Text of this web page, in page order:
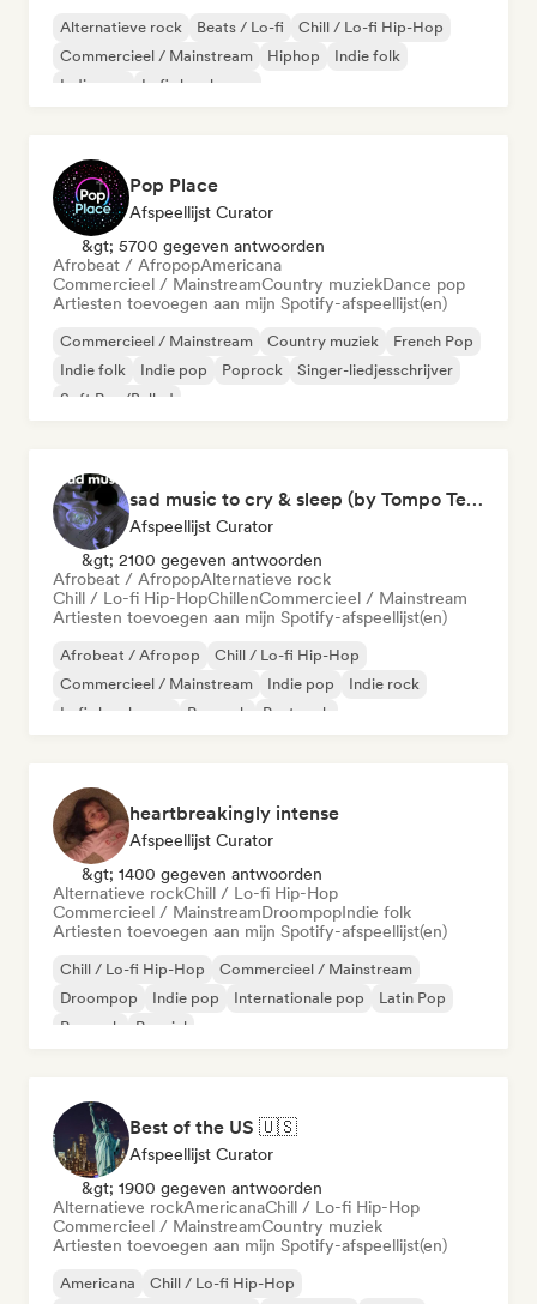
Alternatieve rock Beats / Lo-fi
Chill / Lo-fi Hip-Hop
Commercieel / Mainstream
Hiphop
Indie folk
Indie pop
Lofi slaapkamer
Pop Place
Afspeellijst Curator
&gt; 5700 gegeven antwoorden
Afrobeat / AfropopAmericana
Commercieel / MainstreamCountry muziekDance pop
Artiesten toevoegen aan mijn Spotify-afspeellijst(en)
Commercieel / Mainstream Country muziek
French Pop
Indie folk
Indie pop Poprock
Singer-liedjesschrijver
Soft Pop/Ballad
sad music to cry & sleep (by Tompo Team)
Afspeellijst Curator
&gt; 2100 gegeven antwoorden
Afrobeat / AfropopAlternatieve rock
Chill / Lo-fi Hip-HopChillenCommercieel / Mainstream
Artiesten toevoegen aan mijn Spotify-afspeellijst(en)
Afrobeat / Afropop
Chill / Lo-fi Hip-Hop
Commercieel / Mainstream
Indie pop
Indie rock
Lofi slaapkamer
Poprock Post rock
heartbreakingly intense
Afspeellijst Curator
&gt; 1400 gegeven antwoorden
Alternatieve rockChill / Lo-fi Hip-Hop
Commercieel / MainstreamDroompopIndie folk
Artiesten toevoegen aan mijn Spotify-afspeellijst(en)
Chill / Lo-fi Hip-Hop
Commercieel / Mainstream
Droompop
Indie pop Internationale pop
Latin Pop
Poprock
Popziel
Best of the US 🇺🇸
Afspeellijst Curator
&gt; 1900 gegeven antwoorden
Alternatieve rockAmericanaChill / Lo-fi Hip-Hop
Commercieel / MainstreamCountry muziek
Artiesten toevoegen aan mijn Spotify-afspeellijst(en)
Americana
Chill / Lo-fi Hip-Hop